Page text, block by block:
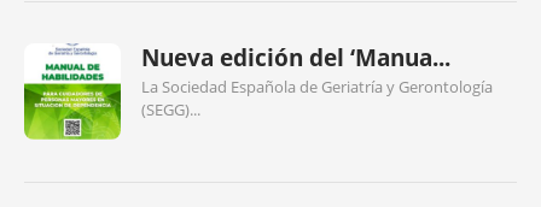
Nueva edición del ‘Manua...
La Sociedad Española de Geriatría y Gerontología
(SEGG)...